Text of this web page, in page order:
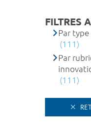
FILTRES
Par
(111)
Par
(111)